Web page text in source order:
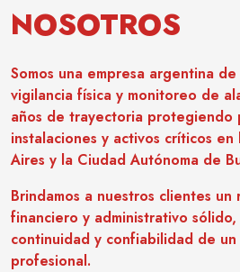
NOSOTROS
Somos una empresa argentina
vigilancia física y monitoreo de
años de trayectoria protegiendo
instalaciones y activos críticos
Aires y la Ciudad Autónoma de
Brindamos a nuestros clientes
financiero y administrativo
continuidad y confiabilidad de
profesional.